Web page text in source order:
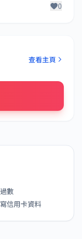
0
查看主頁
數
信用卡資料